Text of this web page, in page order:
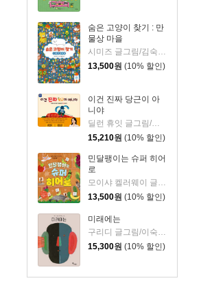
숨은 고양이 찾기 : 만
물상 마을
시미즈 글그림/김숙 역
13,500원 (10% 할인)
이건 진짜 당근이 아
니야
딜런 휴잇 글그림/이현아 역
15,210원 (10% 할인)
민달팽이는 슈퍼 히어
로
모이샤 켈러웨이 글/박규리 역
13,500원 (10% 할인)
미래에는
15,300원 (10% 할인)